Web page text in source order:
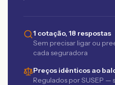
1 cotação, 18 respostas
Sem precisar ligar ou
cada seguradora
Preços idênticos ao
Regulados por SUSEP —